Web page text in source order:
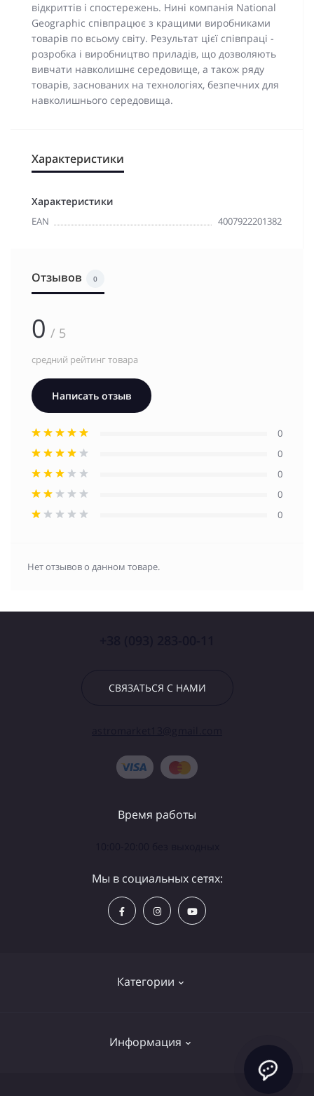
відкриттів і спостережень. Нині компанія National
Geographic співпрацює з кращими виробниками
товарів по всьому світу. Результат цієї співпраці -
розробка і виробництво приладів, що дозволяють
вивчати навколишнє середовище, а також ряду
товарів, заснованих на технологіях, безпечних для
навколишнього середовища.
Характеристики
Характеристики
EAN 4007922201382
Отзывов 0
0 / 5
средний рейтинг товара
Написать отзыв
0
0
0
0
0
Нет отзывов о данном товаре.
СВЯЗАТЬСЯ С НАМИ
Категории
Информация
Время работы
Мы в социальных сетях: